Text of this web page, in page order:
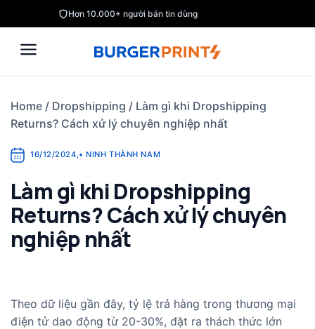
to
content
Hơn 10.000+ người bán tin dùng
Home / Dropshipping / Làm gì khi Dropshipping
Returns? Cách xử lý chuyên nghiệp nhất
16/12/2024,• NINH THÀNH NAM
Làm gì khi Dropshipping
Returns? Cách xử lý chuyên
nghiệp nhất
Theo dữ liệu gần đây, tỷ lệ trả hàng trong thương mại
điện tử dao động từ 20-30%, đặt ra thách thức lớn